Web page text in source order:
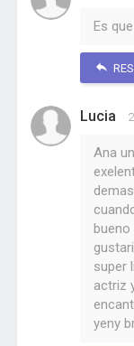
Es
Lucia
Ana
bueno
super
actriz
yeny